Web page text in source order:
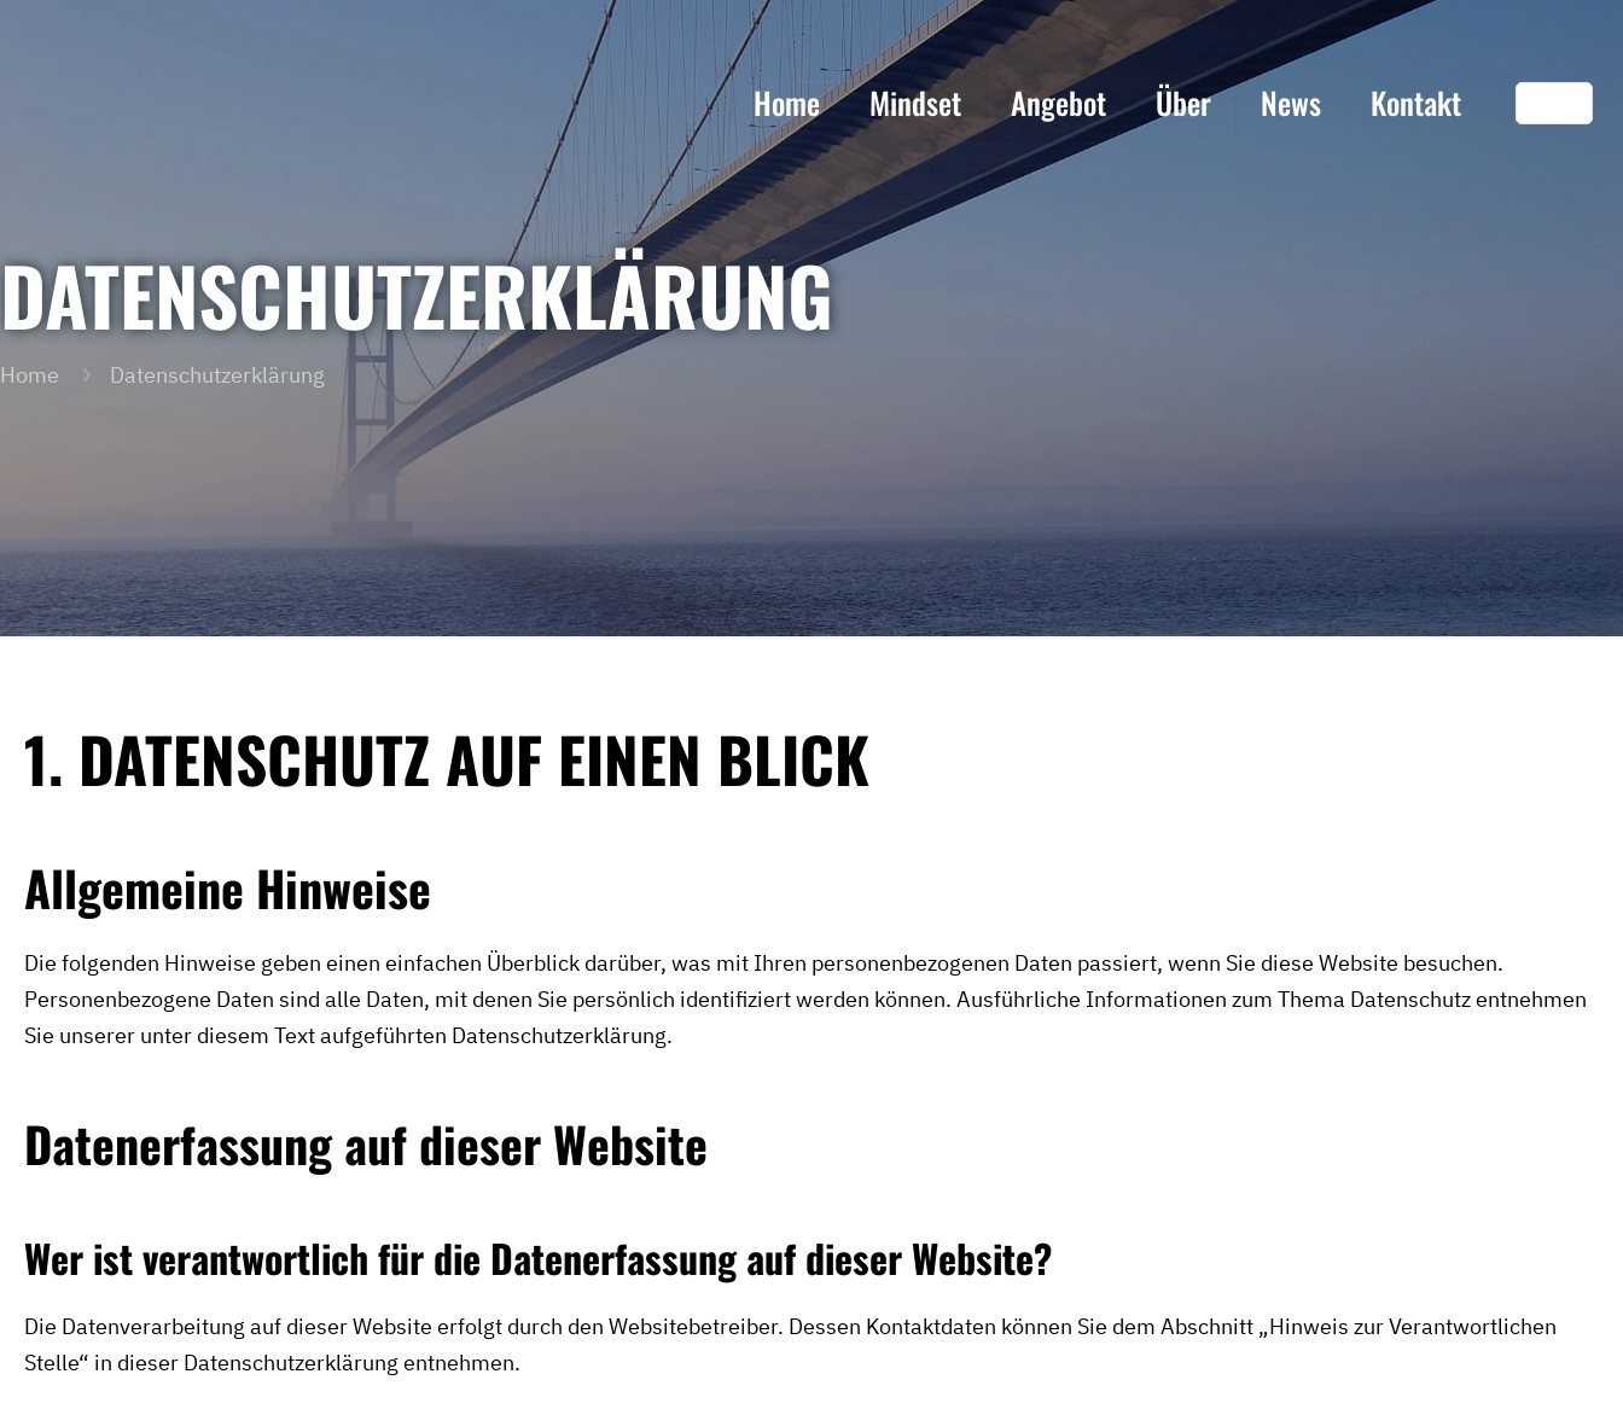
Home Mindset Angebot Über News Kontakt
DATENSCHUTZ­ERKLÄRUNG
Home Datenschutz­erklärung
1. DATENSCHUTZ AUF EINEN BLICK
Allgemeine Hinweise
Die folgenden Hinweise geben einen einfachen Überblick darüber, was mit Ihren personenbezogenen Daten passiert, wenn Sie diese Website besuchen.
Personenbezogene Daten sind alle Daten, mit denen Sie persönlich identifiziert werden können. Ausführliche Informationen zum Thema Datenschutz entnehmen
Sie unserer unter diesem Text aufgeführten Datenschutzerklärung.
Datenerfassung auf dieser Website
Wer ist verantwortlich für die Datenerfassung auf dieser Website?
Die Datenverarbeitung auf dieser Website erfolgt durch den Websitebetreiber. Dessen Kontaktdaten können Sie dem Abschnitt „Hinweis zur Verantwortlichen
Stelle“ in dieser Datenschutzerklärung entnehmen.